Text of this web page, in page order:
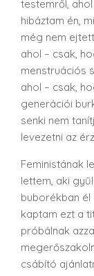
testemről,
hibáztam én,
még nem
ahol – csak,
menstruációs
ahol – csak,
generációi
senki nem
levezetni az
Feministának
lettem, aki
buborékban
kaptam ezt a
próbálnak
csábító